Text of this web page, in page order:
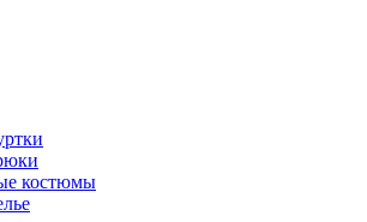
костюмы